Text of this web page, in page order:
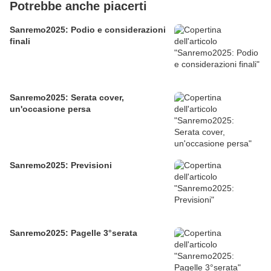
Potrebbe anche piacerti
Sanremo2025: Podio e considerazioni
finali
Sanremo2025: Serata cover,
un'occasione persa
Sanremo2025: Previsioni
Sanremo2025: Pagelle 3°serata